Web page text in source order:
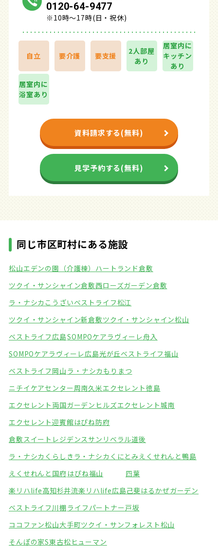
0120-64-9477
※10時～17時(日・祝休)
自立 要介護 要支援
2人部屋
あり
居室内に
キッチン
あり
居室内に
浴室あり
資料請求する(無料)
見学予約する(無料)
同じ市区町村にある施設
松山エデンの園（介護棟） ハートランド倉敷
ツクイ・サンシャイン倉敷西ローズガーデン倉敷
ラ・ナシカこうざいベストライフ松江
ツクイ・サンシャイン新倉敷ツクイ・サンシャイン松山
ベストライフ広島SOMPOケアラヴィーレ舟入
SOMPOケアラヴィーレ広島光が丘ベストライフ福山
ベストライフ岡山 ラ・ナシカもりまつ
ニチイケアセンター周南久米エクセレント徳島
エクセレント両国ガーデンヒルズエクセレント城南
エクセレント迎賓館はぴね防府
倉敷スイートレジデンスサンリベラル道後
ラ・ナシカくらしき ラ・ナシカくにとみえくせれんと鴨島
えくせれんと国府 はぴね福山
四葉
楽リハlife高知杉井流楽リハlife広島己斐はるかぜガーデン
ベストライフ川棚ライフパートナー戸坂
ココファン松山大手町ツクイ・サンフォレスト松山
そんぽの家S東古松 ヒューマン